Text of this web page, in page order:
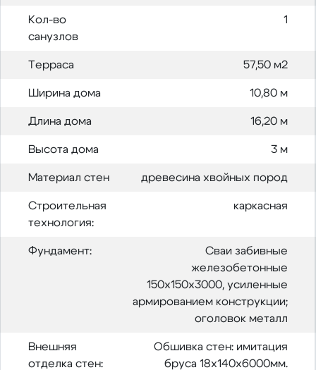
Кол-во
санузлов
1
Терраса 57,50 м2
Ширина дома 10,80 м
Длина дома 16,20 м
Высота дома 3 м
Материал стен древесина хвойных пород
Строительная
технология:
каркасная
Фундамент:
Сваи забивные
железобетонные
150х150х3000, усиленные
армированием конструкции;
оголовок металл
Внешняя
отделка стен:
Обшивка стен: имитация
бруса 18х140х6000мм.